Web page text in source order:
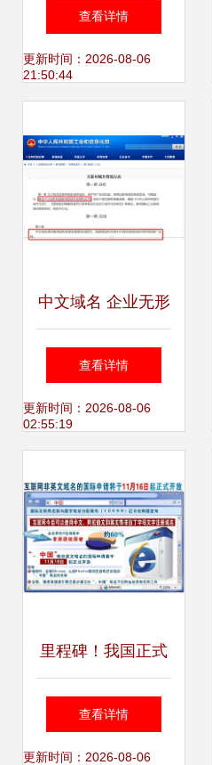
互联网DNS加密密
钥 域名注册服务面
查看详情
更新时间：2026-08-06
21:50:44
中文域名 企业无形
资产中不容忽视的
宝藏
查看详情
更新时间：2026-08-06
02:55:19
里程碑！我国正式
递交“.中国”域名国
际申请，推动中文
查看详情
更新时间：2026-08-06